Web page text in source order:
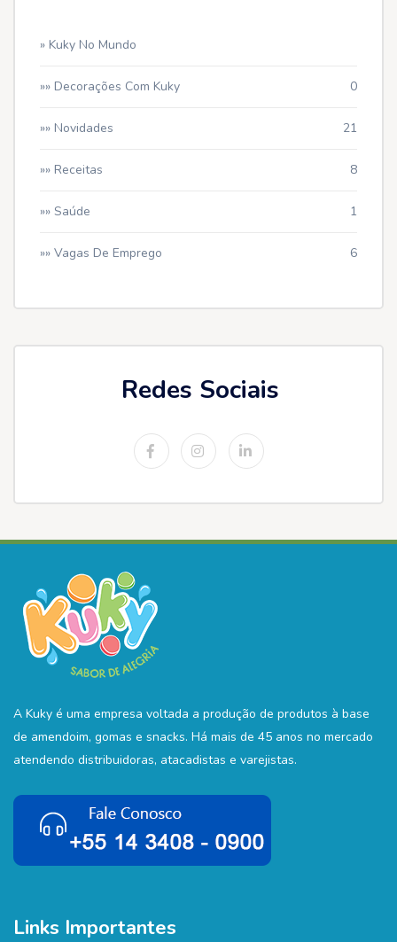
» Kuky No Mundo
»» Decorações Com Kuky 0
»» Novidades 21
»» Receitas 8
»» Saúde 1
»» Vagas De Emprego 6
Redes Sociais
A Kuky é uma empresa voltada a produção de produtos à base
de amendoim, gomas e snacks. Há mais de 45 anos no mercado
atendendo distribuidoras, atacadistas e varejistas.
Links Importantes